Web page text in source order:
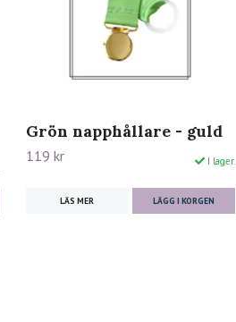
Grön napphållare - guld
119 kr I lager.
LÄS MER LÄGG I KORGEN